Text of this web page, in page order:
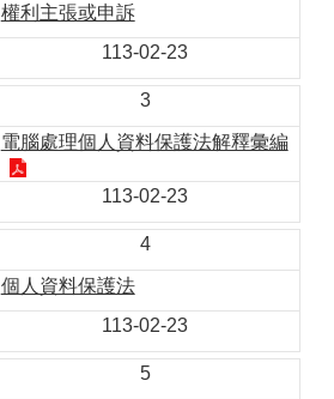
權利主張或申訴
113-02-23
3
電腦處理個人資料保護法解釋彙編
113-02-23
4
個人資料保護法
113-02-23
5